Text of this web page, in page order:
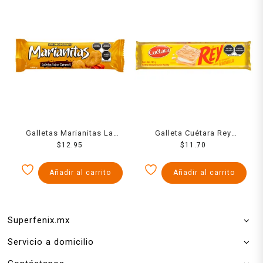
Galletas Marianitas La
Moderna caramel 185 g
$12.95
Añadir al carrito
Galleta Cuétara Rey
Sándwich vainilla 101 g
$11.70
Añadir al carrito
Superfenix.mx
Servicio a domicilio